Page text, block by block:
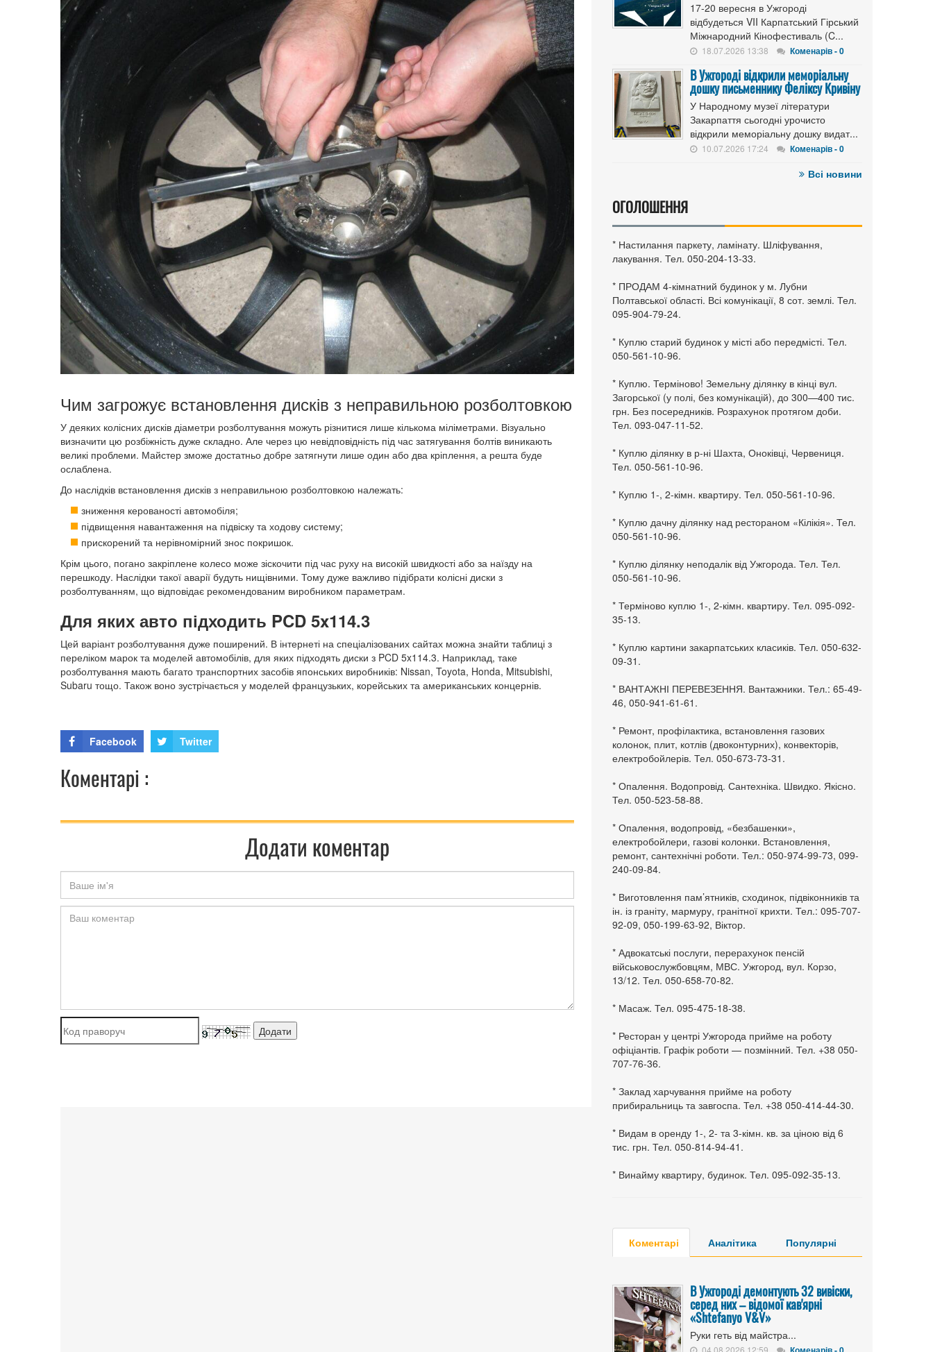
Чим загрожує встановлення дисків з неправильною розболтовкою
У деяких колісних дисків діаметри розболтування можуть різнитися лише кількома міліметрами. Візуально
визначити цю розбіжність дуже складно. Але через цю невідповідність під час затягування болтів виникають
великі проблеми. Майстер зможе достатньо добре затягнути лише один або два кріплення, а решта буде
ослаблена.
До наслідків встановлення дисків з неправильною розболтовкою належать:
зниження керованості автомобіля;
підвищення навантаження на підвіску та ходову систему;
прискорений та нерівномірний знос покришок.
Крім цього, погано закріплене колесо може зіскочити під час руху на високій швидкості або за наїзду на
перешкоду. Наслідки такої аварії будуть нищівними. Тому дуже важливо підібрати колісні диски з
розболтуванням, що відповідає рекомендованим виробником параметрам.
Для яких авто підходить PCD 5x114.3
Цей варіант розболтування дуже поширений. В інтернеті на спеціалізованих сайтах можна знайти таблиці з
переліком марок та моделей автомобілів, для яких підходять диски з PCD 5x114.3. Наприклад, таке
розболтування мають багато транспортних засобів японських виробників: Nissan, Toyota, Honda, Mitsubishi,
Subaru тощо. Також воно зустрічається у моделей французьких, корейських та американських концернів.
Facebook Twitter
Коментарі :
Додати коментар
17-20 вересня в Ужгороді
відбудеться VII Карпатський Гірський
Міжнародний Кінофестиваль (C...
18.07.2026 13:38 Коменарів - 0
В Ужгороді відкрили меморіальну
дошку письменнику Феліксу Кривіну
У Народному музеї літератури
Закарпаття сьогодні урочисто
відкрили меморіальну дошку видат...
10.07.2026 17:24 Коменарів - 0
Всі новини
ОГОЛОШЕННЯ
* Настилання паркету, ламінату. Шліфування,
лакування. Тел. 050-204-13-33.
* ПРОДАМ 4-кімнатний будинок у м. Лубни
Полтавської області. Всі комунікації, 8 сот. землі. Тел.
095-904-79-24.
* Куплю старий будинок у місті або передмісті. Тел.
050-561-10-96.
* Куплю. Терміново! Земельну ділянку в кінці вул.
Загорської (у полі, без комунікацій), до 300—400 тис.
грн. Без посередників. Розрахунок протягом доби.
Тел. 093-047-11-52.
* Куплю ділянку в р-ні Шахта, Оноківці, Червениця.
Тел. 050-561-10-96.
* Куплю 1-, 2-кімн. квартиру. Тел. 050-561-10-96.
* Куплю дачну ділянку над рестораном «Кілікія». Тел.
050-561-10-96.
* Куплю ділянку неподалік від Ужгорода. Тел. Тел.
050-561-10-96.
* Терміново куплю 1-, 2-кімн. квартиру. Тел. 095-092-
35-13.
* Куплю картини закарпатських класиків. Тел. 050-632-
09-31.
* ВАНТАЖНІ ПЕРЕВЕЗЕННЯ. Вантажники. Тел.: 65-49-
46, 050-941-61-61.
* Ремонт, профілактика, встановлення газових
колонок, плит, котлів (двоконтурних), конвекторів,
електробойлерів. Тел. 050-673-73-31.
* Опалення. Водопровід. Сантехніка. Швидко. Якісно.
Тел. 050-523-58-88.
* Опалення, водопровід, «безбашенки»,
електробойлери, газові колонки. Встановлення,
ремонт, сантехнічні роботи. Тел.: 050-974-99-73, 099-
240-09-84.
* Виготовлення пам’ятників, сходинок, підвіконників та
ін. із граніту, мармуру, гранітної крихти. Тел.: 095-707-
92-09, 050-199-63-92, Віктор.
* Адвокатські послуги, перерахунок пенсій
військовослужбовцям, МВС. Ужгород, вул. Корзо,
13/12. Тел. 050-658-70-82.
* Масаж. Тел. 095-475-18-38.
* Ресторан у центрі Ужгорода прийме на роботу
офіціантів. Графік роботи — позмінний. Тел. +38 050-
707-76-36.
* Заклад харчування прийме на роботу
прибиральниць та завгоспа. Тел. +38 050-414-44-30.
* Видам в оренду 1-, 2- та 3-кімн. кв. за ціною від 6
тис. грн. Тел. 050-814-94-41.
* Винайму квартиру, будинок. Тел. 095-092-35-13.
Коментарі Аналітика Популярні
В Ужгороді демонтують 32 вивіски,
серед них – відомої кав'ярні
«Shtefanyo V&V»
Руки геть від майстра...
04.08.2026 12:59